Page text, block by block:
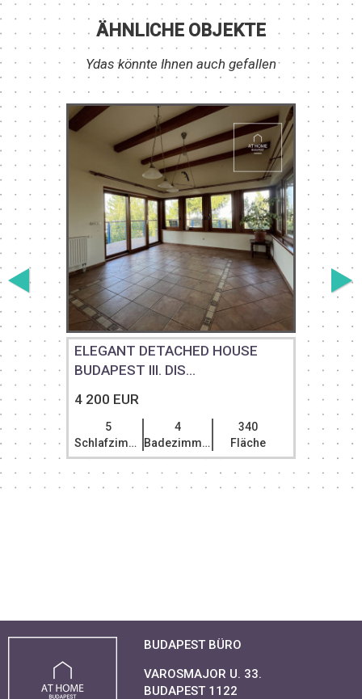
ÄHNLICHE OBJEKTE
Ydas könnte Ihnen auch gefallen
ELEGANT DETACHED HOUSE
BUDAPEST III. DIS...
4 200 EUR
5
Schlafzimmer
4
Badezimmer
340
Fläche
BUDAPEST BÜRO
VAROSMAJOR U. 33.
BUDAPEST 1122